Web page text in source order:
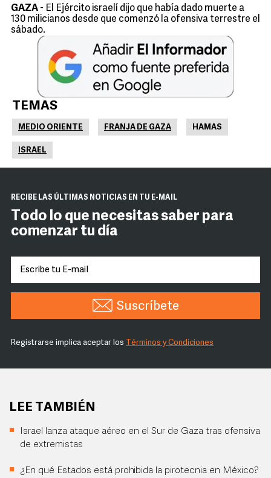
GAZA - El Ejército israelí dijo que había dado muerte a
130 milicianos desde que comenzó la ofensiva terrestre el
sábado.
TEMAS
MEDIO ORIENTE FRANJA DE GAZA HAMAS
ISRAEL
RECIBE LAS ÚLTIMAS NOTICIAS EN TU E-MAIL
Todo lo que necesitas saber para
comenzar tu día
Suscríbete
Registrarse implica aceptar los Términos y Condiciones
LEE TAMBIÉN
Israel lanza ataque aéreo en el Sur de Gaza tras ofensiva
de extremistas
¿En qué Estados está prohibida la pirotecnia en México?